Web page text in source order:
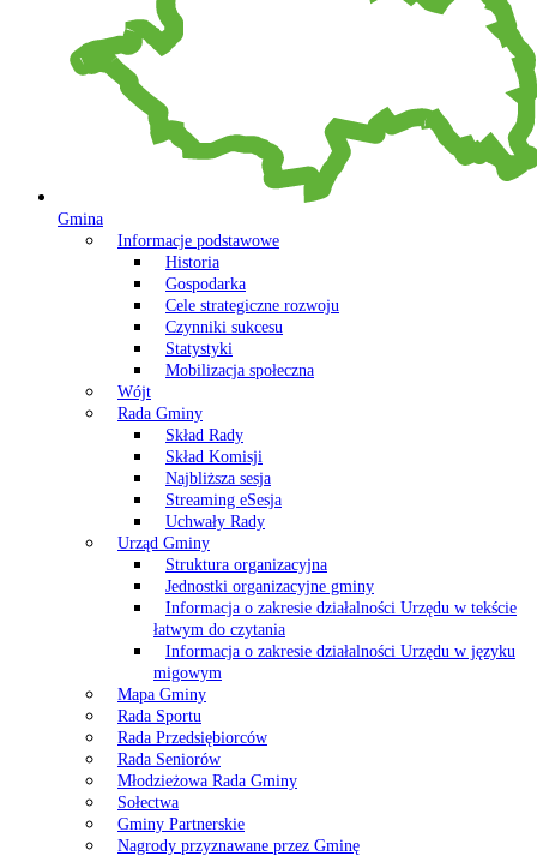
Gmina
Informacje podstawowe
Historia
Gospodarka
Cele strategiczne rozwoju
Czynniki sukcesu
Statystyki
Mobilizacja społeczna
Wójt
Rada Gminy
Skład Rady
Skład Komisji
Najbliższa sesja
Streaming eSesja
Uchwały Rady
Urząd Gminy
Struktura organizacyjna
Jednostki organizacyjne gminy
Informacja o zakresie działalności Urzędu w tekście
łatwym do czytania
Informacja o zakresie działalności Urzędu w języku
migowym
Mapa Gminy
Rada Sportu
Rada Przedsiębiorców
Rada Seniorów
Młodzieżowa Rada Gminy
Sołectwa
Gminy Partnerskie
Nagrody przyznawane przez Gminę